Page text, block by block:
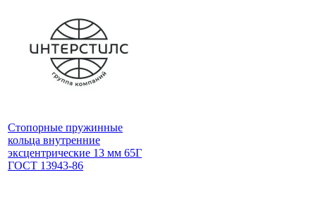
Стопорные пружинные
кольца внутренние
эксцентрические 13 мм 65Г
ГОСТ 13943-86